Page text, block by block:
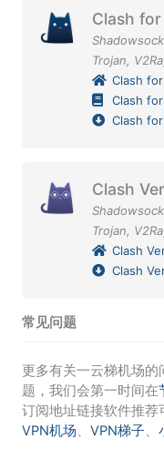
Clash
Trojan,
Clash
Clash
Clash
Clash
Trojan,
Clash
Clash
常见问题
更多有关一云梯机场
题，我们会第一时间在
订阅地址链接软件推荐
VPN机场
VPN梯子、